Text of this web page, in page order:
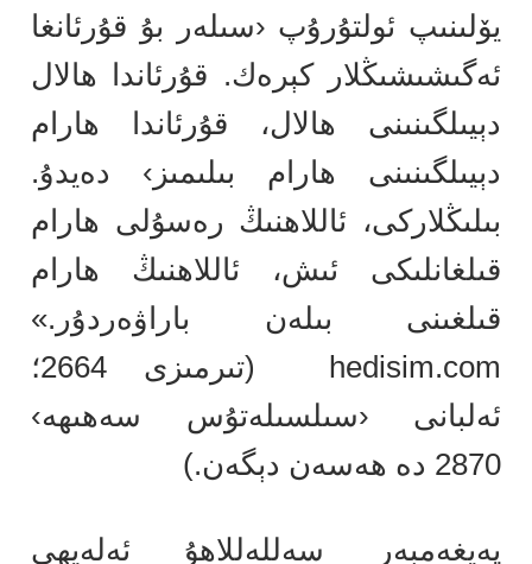
يۆلىنىپ ئولتۇرۇپ ‹سىلەر بۇ قۇرئانغا
ئەگىشىشىڭلار كېرەك. قۇرئاندا ھالال
دېيىلگىنىنى ھالال، قۇرئاندا ھارام
دېيىلگىنىنى ھارام بىلىمىز› دەيدۇ.
بىلىڭلاركى، ئاللاھنىڭ رەسۇلى ھارام
قىلغانلىكى ئىش، ئاللاھنىڭ ھارام
قىلغىنى بىلەن باراۋەردۇر.»
hedisim.com (تىرمىزى 2664؛
ئەلبانى ‹سىلسىلەتۇس سەھىھە›
2870 دە ھەسەن دېگەن.)
پەيغەمبەر سەللەللاھۇ ئەلەيھى